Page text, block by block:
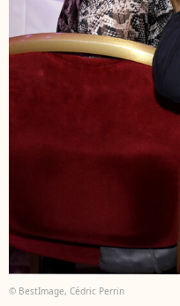
© BestImage, Cédric Perrin